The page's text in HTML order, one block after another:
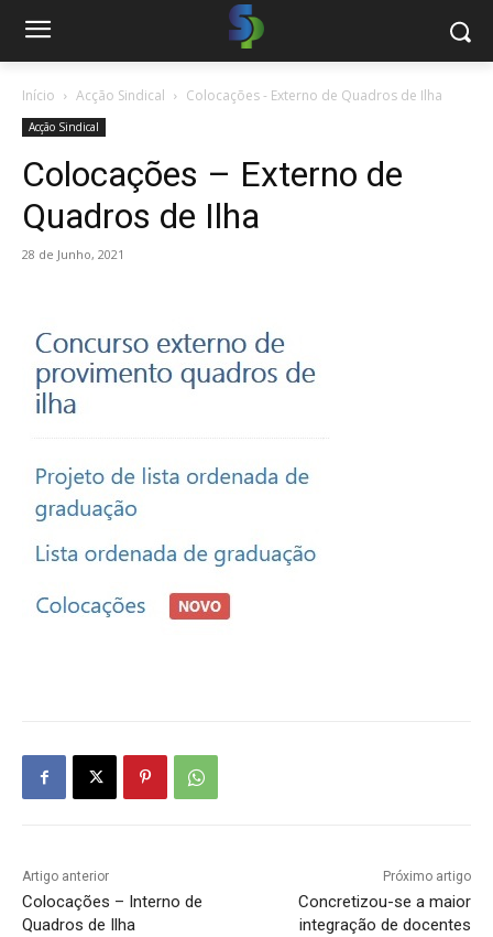
Início Acção Sindical Colocações - Externo de Quadros de Ilha
Acção Sindical
Colocações – Externo de
Quadros de Ilha
28 de Junho, 2021
Artigo anterior
Colocações – Interno de
Quadros de Ilha
Próximo artigo
Concretizou-se a maior
integração de docentes